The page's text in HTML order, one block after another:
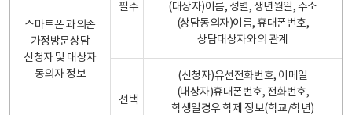
스마트폰 과의존
가정방문상담
신청자 및 대상자
동의자 정보
필수
(대상자)이름, 성별, 생년월일, 주소
(상담동의자)이름, 휴대폰번호,
상담대상자와의 관계
선택
(신청자)유선전화번호, 이메일
(대상자)휴대폰번호, 전화번호,
학생일경우 학제 정보(학교/학년)